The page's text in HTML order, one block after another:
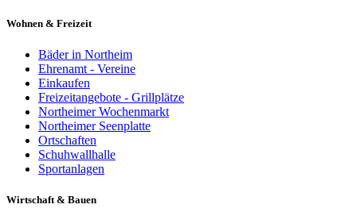
Wohnen & Freizeit
Bäder in Northeim
Ehrenamt - Vereine
Einkaufen
Freizeitangebote - Grillplätze
Northeimer Wochenmarkt
Northeimer Seenplatte
Ortschaften
Schuhwallhalle
Sportanlagen
Wirtschaft & Bauen